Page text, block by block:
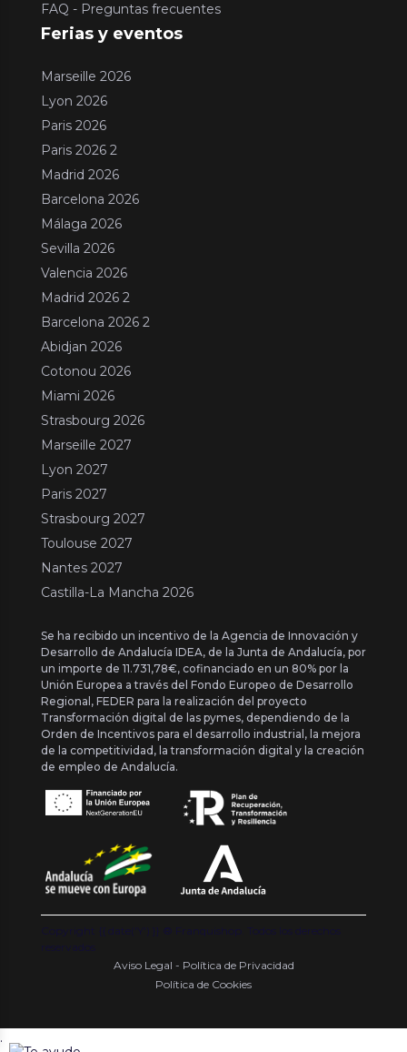
FAQ - Preguntas frecuentes
Ferias y eventos
Marseille 2026
Lyon 2026
Paris 2026
Paris 2026 2
Madrid 2026
Barcelona 2026
Málaga 2026
Sevilla 2026
Valencia 2026
Madrid 2026 2
Barcelona 2026 2
Abidjan 2026
Cotonou 2026
Miami 2026
Strasbourg 2026
Marseille 2027
Lyon 2027
Paris 2027
Strasbourg 2027
Toulouse 2027
Nantes 2027
Castilla-La Mancha 2026
Se ha recibido un incentivo de la Agencia de Innovación y
Desarrollo de Andalucía IDEA, de la Junta de Andalucía, por
un importe de 11.731,78€, cofinanciado en un 80% por la
Unión Europea a través del Fondo Europeo de Desarrollo
Regional, FEDER para la realización del proyecto
Transformación digital de las pymes, dependiendo de la
Orden de Incentivos para el desarrollo industrial, la mejora
de la competitividad, la transformación digital y la creación
de empleo de Andalucía.
Copyright {{ date('Y') }} ® Franquishop. Todos los derechos
reservados
Aviso Legal - Política de Privacidad
Política de Cookies
.